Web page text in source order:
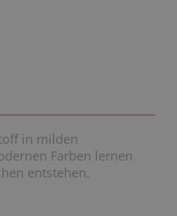
in milden
Farben lernen
entstehen.